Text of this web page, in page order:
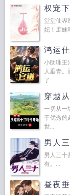
权宠
堂堂仙界
妃！庶妹
鸿运
小助理王
人垂青。
了...
穿越
一切从
于优秀的
世...
男人
男人三十
有。...
昼夜